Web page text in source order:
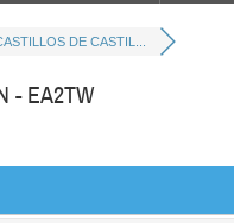
DE CASTIL...
- EA2TW